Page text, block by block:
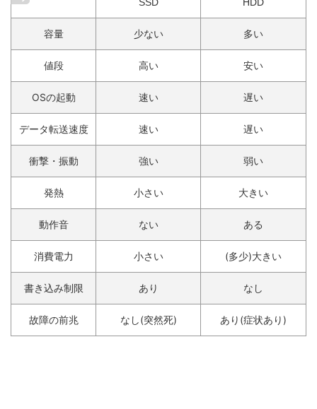
容量 少ない 多い
値段 高い 安い
OSの起動 速い 遅い
データ転送速度 速い 遅い
衝撃・振動 強い 弱い
発熱 小さい 大きい
動作音 ない ある
消費電力 小さい (多少)大きい
書き込み制限 あり なし
故障の前兆 なし(突然死) あり(症状あり)